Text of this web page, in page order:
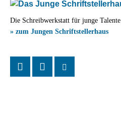
Die Schreibwerkstatt für junge Talente
» zum Jungen Schriftstellerhaus